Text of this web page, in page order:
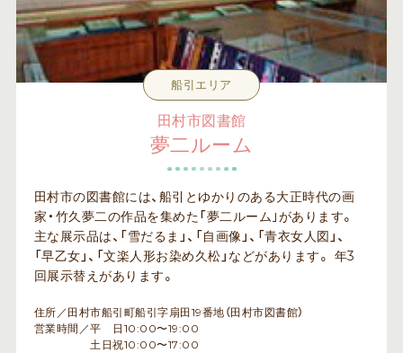
船引エリア
田村市図書館
夢二ルーム
田村市の図書館には、船引とゆかりのある大正時代の画
家・竹久夢二の作品を集めた「夢二ルーム｣があります。
主な展示品は、「雪だるま」、「自画像」、「青衣女人図」、
「早乙女」、「文楽人形お染め久松」などがあります。 年3
回展示替えがあります。
住所／田村市船引町船引字扇田19番地（田村市図書館）
営業時間／平 日10:00〜19:00
土日祝10:00〜17:00